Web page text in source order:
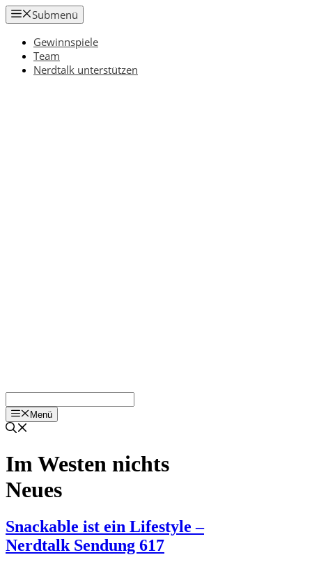
Zum
Inhalt
springen
Submenü
Gewinnspiele
Team
Nerdtalk unterstützen
Menü
Im Westen nichts
Neues
Snackable ist ein Lifestyle –
Nerdtalk Sendung 617